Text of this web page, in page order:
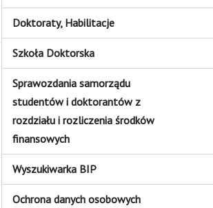
Doktoraty, Habilitacje
Szkoła Doktorska
Sprawozdania samorządu
studentów i doktorantów z
rozdziału i rozliczenia środków
finansowych
Wyszukiwarka BIP
Ochrona danych osobowych